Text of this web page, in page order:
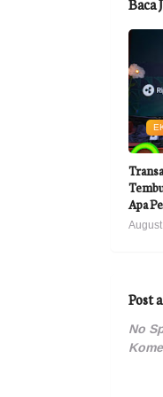
Baca
Apa
Post
No